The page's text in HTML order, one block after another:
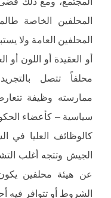
المحلفين الخاصة
المحلفين العامة
أو العقيدة أو اللون
محلفاً تتصل
ممارسته وظيفة
سياسية – كأعضاء
كالوظائف العليا في
الجيش وتتجه أغلب
عن هيئة محلفين
الشروط أو تتوافر فيه